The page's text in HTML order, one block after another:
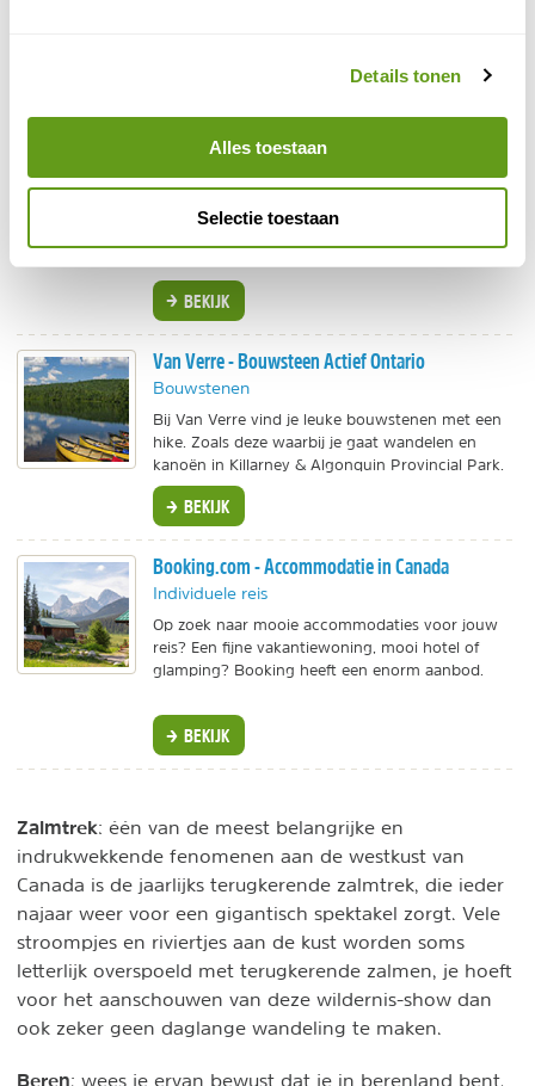
Details tonen
Alles toestaan
Selectie toestaan
watervallen monden deze dan weer uit in de Pacifische
Tenzing Travel - Atlantic Canada
Individuele reis
Bewonder het Kejimkujik National Park.
BEKIJK
Van Verre - Bouwsteen Actief Ontario
Bouwstenen
Bij Van Verre vind je leuke bouwstenen met een
hike. Zoals deze waarbij je gaat wandelen en
kanoën in Killarney & Algonquin Provincial Park.
BEKIJK
Booking.com - Accommodatie in Canada
Individuele reis
Op zoek naar mooie accommodaties voor jouw
reis? Een fijne vakantiewoning, mooi hotel of
glamping? Booking heeft een enorm aanbod.
BEKIJK
Zalmtrek: één van de meest belangrijke en
indrukwekkende fenomenen aan de westkust van
Canada is de jaarlijks terugkerende zalmtrek, die ieder
najaar weer voor een gigantisch spektakel zorgt. Vele
stroompjes en riviertjes aan de kust worden soms
letterlijk overspoeld met terugkerende zalmen, je hoeft
voor het aanschouwen van deze wildernis-show dan
ook zeker geen daglange wandeling te maken.
Beren: wees je ervan bewust dat je in berenland bent.